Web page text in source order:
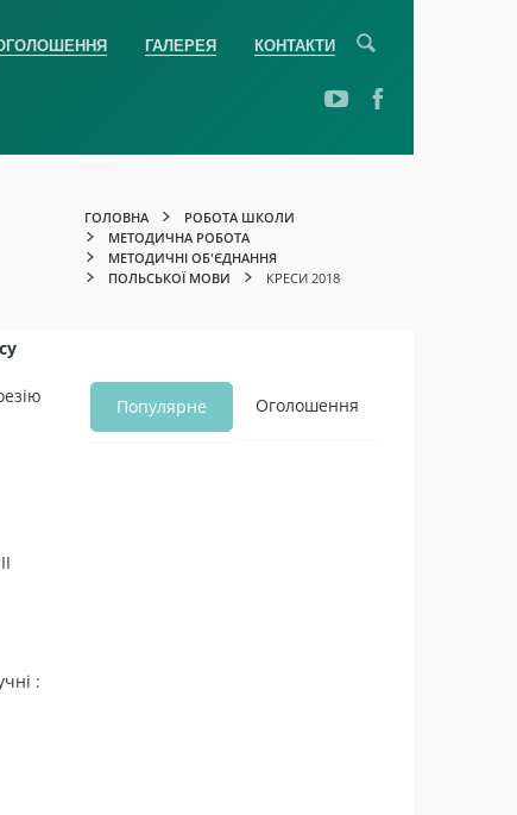
ГАЛЕРЕЯ КОНТАКТИ
ГОЛОВНА
РОБОТА ШКОЛИ
МЕТОДИЧНА РОБОТА
МЕТОДИЧНІ ОБ'ЄДНАННЯ
ПОЛЬСЬКОЇ МОВИ
КРЕСИ 2018
:
Популярне Оголошення